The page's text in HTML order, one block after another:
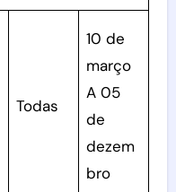
Todas
10 de
março
A 05
de
dezem
bro